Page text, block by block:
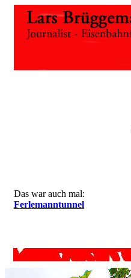
Das war auch mal:
Ferlemanntunnel